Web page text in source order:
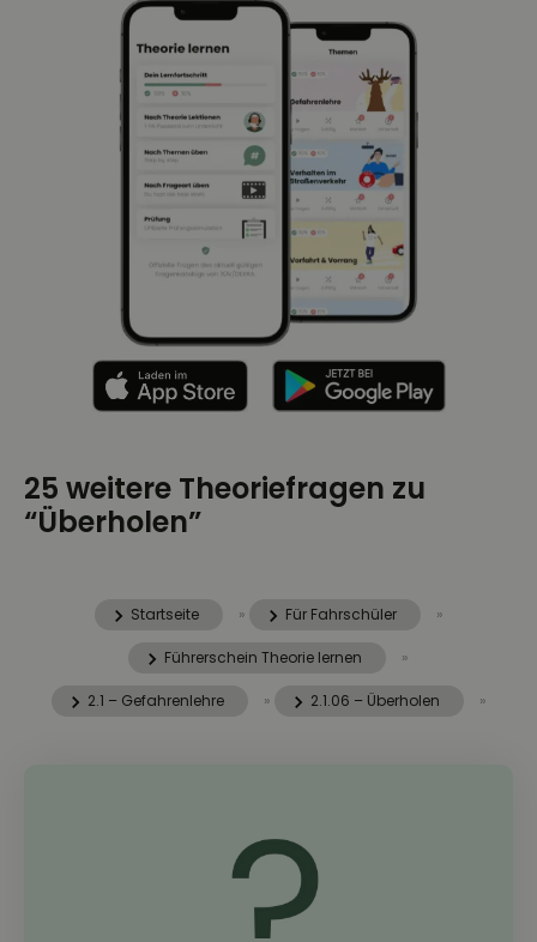
25 weitere Theoriefragen zu
“Überholen”
Startseite » Für Fahrschüler »
Führerschein Theorie lernen »
2.1 – Gefahrenlehre » 2.1.06 – Überholen »